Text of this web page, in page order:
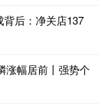
后：净关店137
涨幅居前丨强势个